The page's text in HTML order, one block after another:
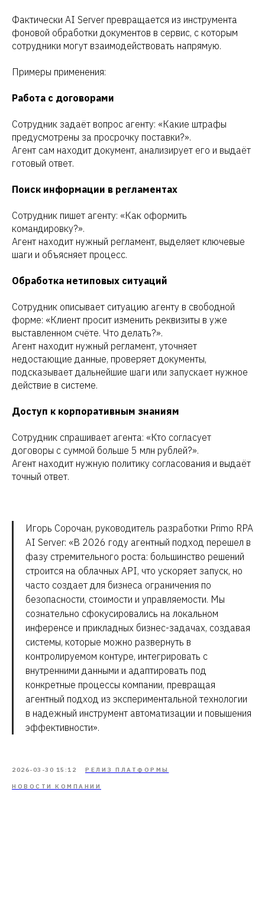
Фактически AI Server превращается из инструмента
фоновой обработки документов в сервис, с которым
сотрудники могут взаимодействовать напрямую.
Примеры применения:
Работа с договорами
Сотрудник задаёт вопрос агенту: «Какие штрафы
предусмотрены за просрочку поставки?».
Агент сам находит документ, анализирует его и выдаёт
готовый ответ.
Поиск информации в регламентах
Сотрудник пишет агенту: «Как оформить
командировку?».
Агент находит нужный регламент, выделяет ключевые
шаги и объясняет процесс.
Обработка нетиповых ситуаций
Сотрудник описывает ситуацию агенту в свободной
форме: «Клиент просит изменить реквизиты в уже
выставленном счёте. Что делать?».
Агент находит нужный регламент, уточняет
недостающие данные, проверяет документы,
подсказывает дальнейшие шаги или запускает нужное
действие в системе.
Доступ к корпоративным знаниям
Сотрудник спрашивает агента: «Кто согласует
договоры с суммой больше 5 млн рублей?».
Агент находит нужную политику согласования и выдаёт
точный ответ.
Игорь Сорочан, руководитель разработки Primo RPA
AI Server: «В 2026 году агентный подход перешел в
фазу стремительного роста: большинство решений
строится на облачных API, что ускоряет запуск, но
часто создает для бизнеса ограничения по
безопасности, стоимости и управляемости. Мы
сознательно сфокусировались на локальном
инференсе и прикладных бизнес-задачах, создавая
системы, которые можно развернуть в
контролируемом контуре, интегрировать с
внутренними данными и адаптировать под
конкретные процессы компании, превращая
агентный подход из экспериментальной технологии
в надежный инструмент автоматизации и повышения
эффективности».
2026-03-30 15:12 РЕЛИЗ ПЛАТФОРМЫ
НОВОСТИ КОМПАНИИ